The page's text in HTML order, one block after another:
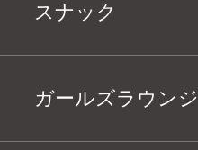
スナック
ガールズラウンジ